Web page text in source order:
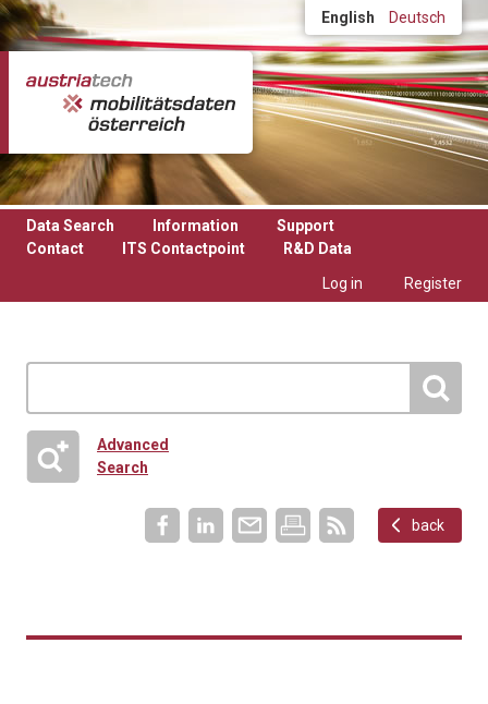
Skip to main content English Deutsch
Data Search Information
Support
Contact
ITS Contactpoint
R&D Data
Log in
Register
Advanced
Search
back